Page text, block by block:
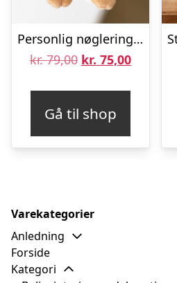
Personlig nøglering – Bamse plys
kr.79,00 Den
kr. 79,00.
kr. 75,00Den
kr.
Gå til shop
Varekategorier
Anledning
Forside
Kategori